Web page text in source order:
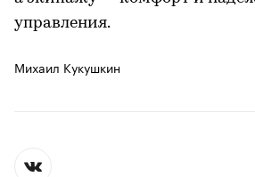
управления.
Михаил Кукушкин